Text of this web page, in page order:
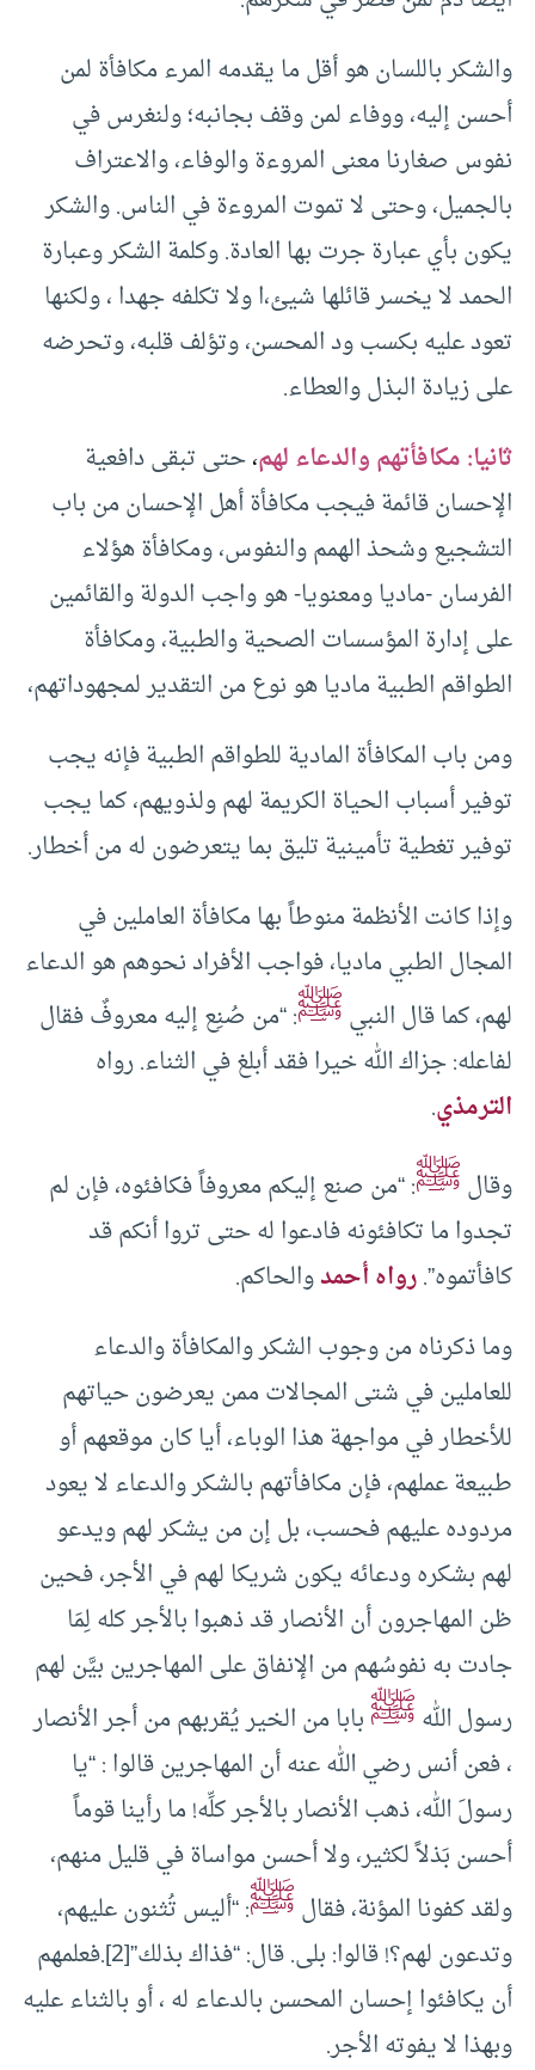
والشكر باللسان هو أقل ما يقدمه المرء مكافأة لمن
أحسن إليه، ووفاء لمن وقف بجانبه؛ ولنغرس في
نفوس صغارنا معنى المروءة والوفاء، والاعتراف
بالجميل، وحتى لا تموت المروءة في الناس. والشكر
يكون بأي عبارة جرت بها العادة. وكلمة الشكر وعبارة
الحمد لا يخسر قائلها شيئ،ا ولا تكلفه جهدا ، ولكنها
تعود عليه بكسب ود المحسن، وتؤلف قلبه، وتحرضه
على زيادة البذل والعطاء.
ثانيا: مكافأتهم والدعاءلهم،حتى تبقى دافعية
الإحسان قائمة فيجب مكافأة أهل الإحسان من باب
التشجيع وشحذ الهمم والنفوس، ومكافأة هؤلاء
الفرسان -ماديا ومعنويا- هو واجب الدولة والقائمين
على إدارة المؤسسات الصحية والطبية، ومكافأة
الطواقم الطبية ماديا هو نوع من التقدير لمجهوداتهم،
ومن باب المكافأة المادية للطواقم الطبية فإنه يجب
توفير أسباب الحياة الكريمة لهم ولذويهم، كما يجب
توفير تغطية تأمينية تليق بما يتعرضون له من أخطار.
وإذا كانت الأنظمة منوطاً بها مكافأة العاملين في
المجال الطبي ماديا، فواجب الأفراد نحوهم هو الدعاء
لهم، كما قال النبيﷺ: “من صُنِع إليه معروفٌ فقال
لفاعله: جزاك الله خيرا فقد أبلغ في الثناء. رواه
الترمذي.
وقالﷺ: “من صنع إليكم معروفاً فكافئوه، فإن لم
تجدوا ما تكافئونه فادعوا له حتى تروا أنكم قد
كافأتموه”.رواه أحمدوالحاكم.
وما ذكرناه من وجوب الشكر والمكافأة والدعاء
للعاملين في شتى المجالات ممن يعرضون حياتهم
للأخطار في مواجهة هذا الوباء، أيا كان موقعهم أو
طبيعة عملهم، فإن مكافأتهم بالشكر والدعاء لا يعود
مردوده عليهم فحسب، بل إن من يشكر لهم ويدعو
لهم بشكره ودعائه يكون شريكا لهم في الأجر، فحين
ظن المهاجرون أن الأنصار قد ذهبوا بالأجر كله لِمَا
جادت به نفوسُهم من الإنفاق على المهاجرين بيَّن لهم
رسول اللهﷺبابا من الخير يُقربهم من أجر الأنصار
، فعن أنس رضي الله عنه أن المهاجرين قالوا : “يا
رسولَ الله، ذهب الأنصار بالأجر كلِّه! ما رأينا قوماً
أحسن بَذلاً لكثير، ولا أحسن مواساة في قليل منهم،
ولقد كفونا المؤنة، فقالﷺ: “أليس تُثنون عليهم،
وتدعون لهم؟! قالوا: بلى. قال: “فذاك بذلك”[2] .فعلمهم
أن يكافئوا إحسان المحسن بالدعاء له ، أو بالثناء عليه
وبهذا لا يفوته الأجر.